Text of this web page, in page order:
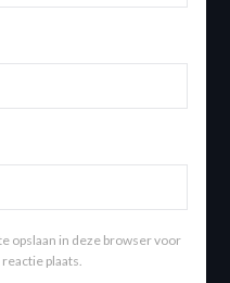
opslaan in deze browser voor
plaats.